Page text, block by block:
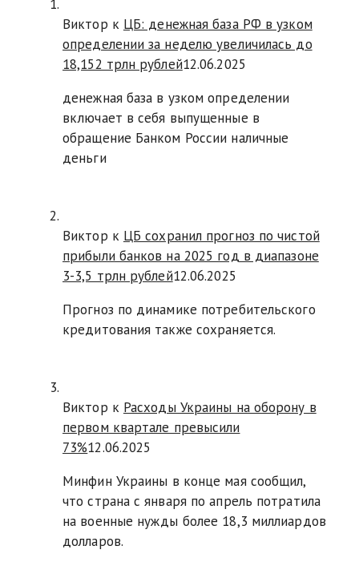
Виктор к ЦБ: денежная база РФ в узком
определении за неделю увеличилась до
18,152 трлн рублей12.06.2025
денежная база в узком определении
включает в себя выпущенные в
обращение Банком России наличные
деньги
Виктор к ЦБ сохранил прогноз по чистой
прибыли банков на 2025 год в диапазоне
3-3,5 трлн рублей12.06.2025
Прогноз по динамике потребительского
кредитования также сохраняется.
Виктор к Расходы Украины на оборону в
первом квартале превысили
73%12.06.2025
Минфин Украины в конце мая сообщил,
что страна с января по апрель потратила
на военные нужды более 18,3 миллиардов
долларов.